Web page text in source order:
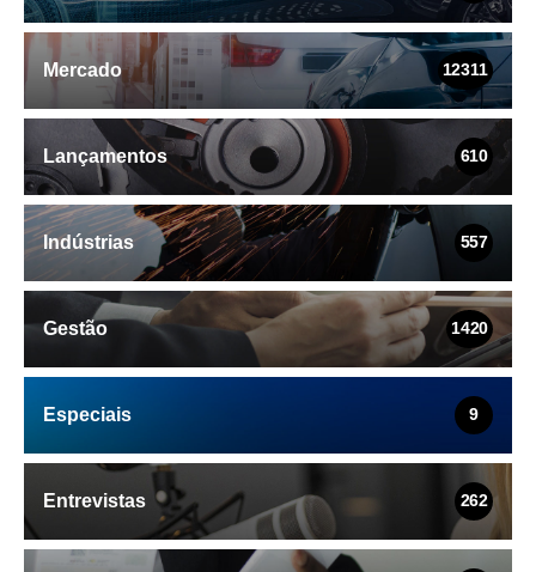
Mercado 12311
Lançamentos 610
Indústrias 557
Gestão 1420
Especiais 9
Entrevistas 262